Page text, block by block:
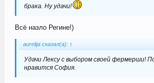
брака. Ну удачи!
Всё назло Регине!)
aurelija сказал(а): ↑
Удачи Лексу с выбором своей фермерши!
нравится София.